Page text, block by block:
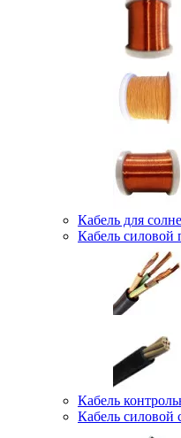
Кабель для
Кабель силовой
Кабель
Кабель силовой